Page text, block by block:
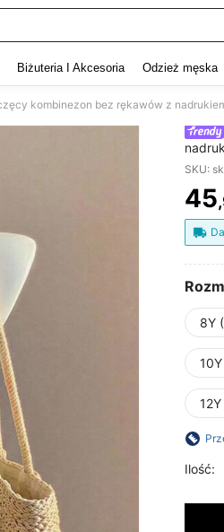
Biżuteria I Akcesoria Odzież męska
SKU:
45
8Y
Ilość: